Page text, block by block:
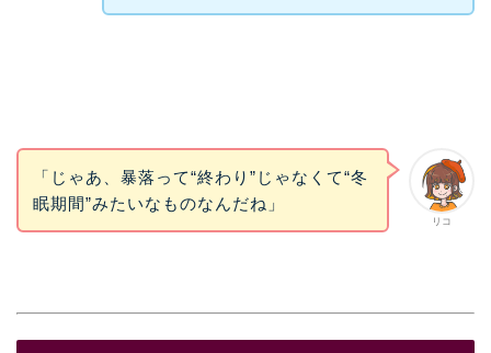
リコ
「じゃあ、暴落って“終わり”じゃなくて“冬
眠期間”みたいなものなんだね」